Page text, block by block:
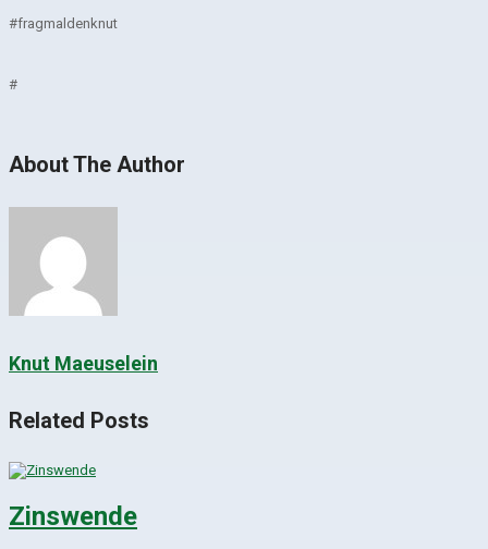
#fragmaldenknut
#
About The Author
Knut Maeuselein
Related Posts
Zinswende